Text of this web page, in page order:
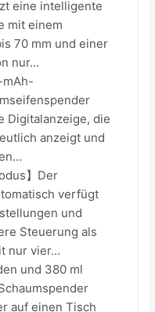
eine intelligente
mit einem
70 mm und einer
nur...
mAh-
Digitalanzeige, die
anzeigt und
】Der
verfügt
und
Steuerung als
nur vier...
und 380 ml
auf einen Tisch